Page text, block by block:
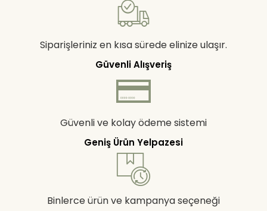
Siparişleriniz en kısa sürede elinize ulaşır.
Güvenli Alışveriş
Güvenli ve kolay ödeme sistemi
Geniş Ürün Yelpazesi
Binlerce ürün ve kampanya seçeneği